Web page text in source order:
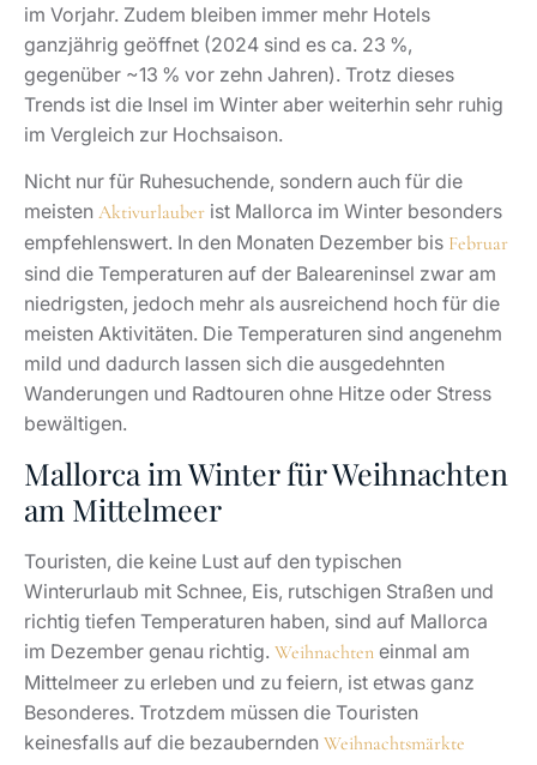
im Vorjahr. Zudem bleiben immer mehr Hotels
ganzjährig geöffnet (2024 sind es ca. 23 %,
gegenüber ~13 % vor zehn Jahren). Trotz dieses
Trends ist die Insel im Winter aber weiterhin sehr ruhig
im Vergleich zur Hochsaison.
Nicht nur für Ruhesuchende, sondern auch für die
meisten Aktivurlauber ist Mallorca im Winter besonders
empfehlenswert. In den Monaten Dezember bis Februar
sind die Temperaturen auf der Baleareninsel zwar am
niedrigsten, jedoch mehr als ausreichend hoch für die
meisten Aktivitäten. Die Temperaturen sind angenehm
mild und dadurch lassen sich die ausgedehnten
Wanderungen und Radtouren ohne Hitze oder Stress
bewältigen.
Mallorca im Winter für Weihnachten
am Mittelmeer
Touristen, die keine Lust auf den typischen
Winterurlaub mit Schnee, Eis, rutschigen Straßen und
richtig tiefen Temperaturen haben, sind auf Mallorca
im Dezember genau richtig. Weihnachten einmal am
Mittelmeer zu erleben und zu feiern, ist etwas ganz
Besonderes. Trotzdem müssen die Touristen
keinesfalls auf die bezaubernden Weihnachtsmärkte